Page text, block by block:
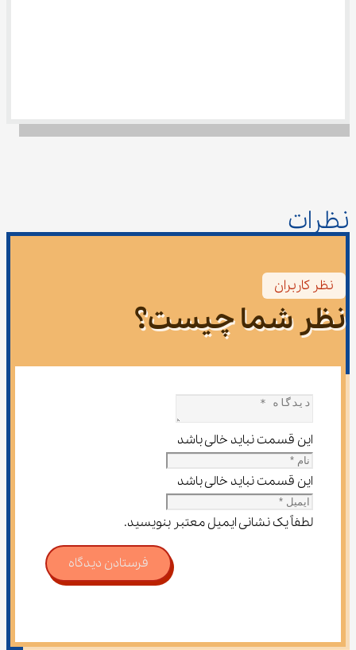
نظرات
نظر کاربران
نظر شما چیست؟
این قسمت نباید خالی باشد
این قسمت نباید خالی باشد
لطفاً یک نشانی ایمیل معتبر بنویسید.
فرستادن دیدگاه